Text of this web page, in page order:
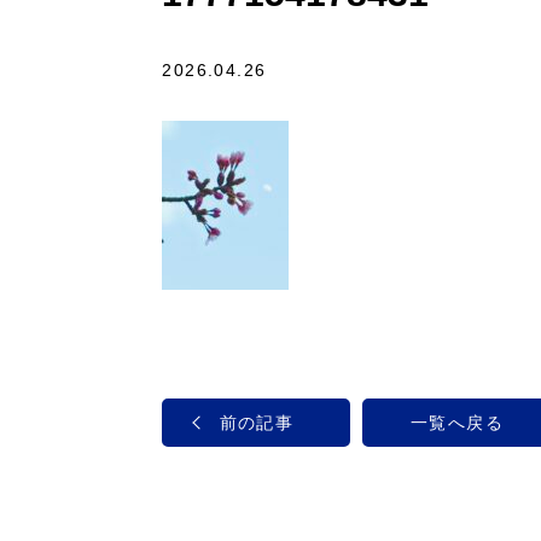
2026.04.26
前の記事 一覧へ戻る